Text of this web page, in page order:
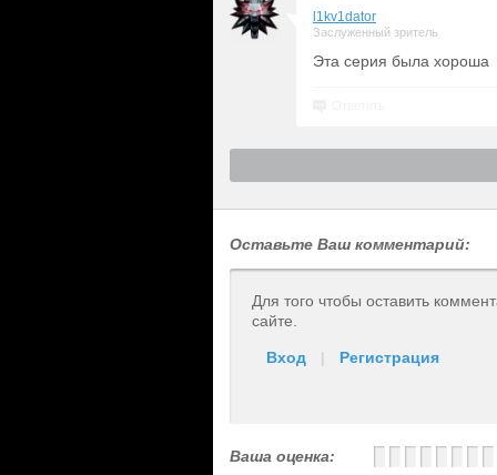
l1kv1dator
Заслуженный зритель
Эта серия была хороша
Оставьте Ваш комментарий:
Для того чтобы оставить
сайте.
Вход | Регистрация
Ваша оценка: